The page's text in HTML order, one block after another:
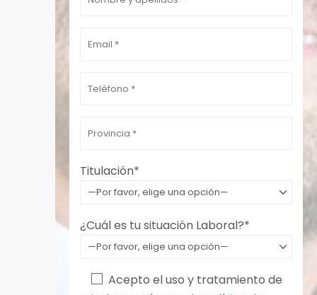
Por favor, deja este campo vacío.
Titulación*
¿Cuál es tu situación Laboral?*
Acepto el uso y tratamiento de